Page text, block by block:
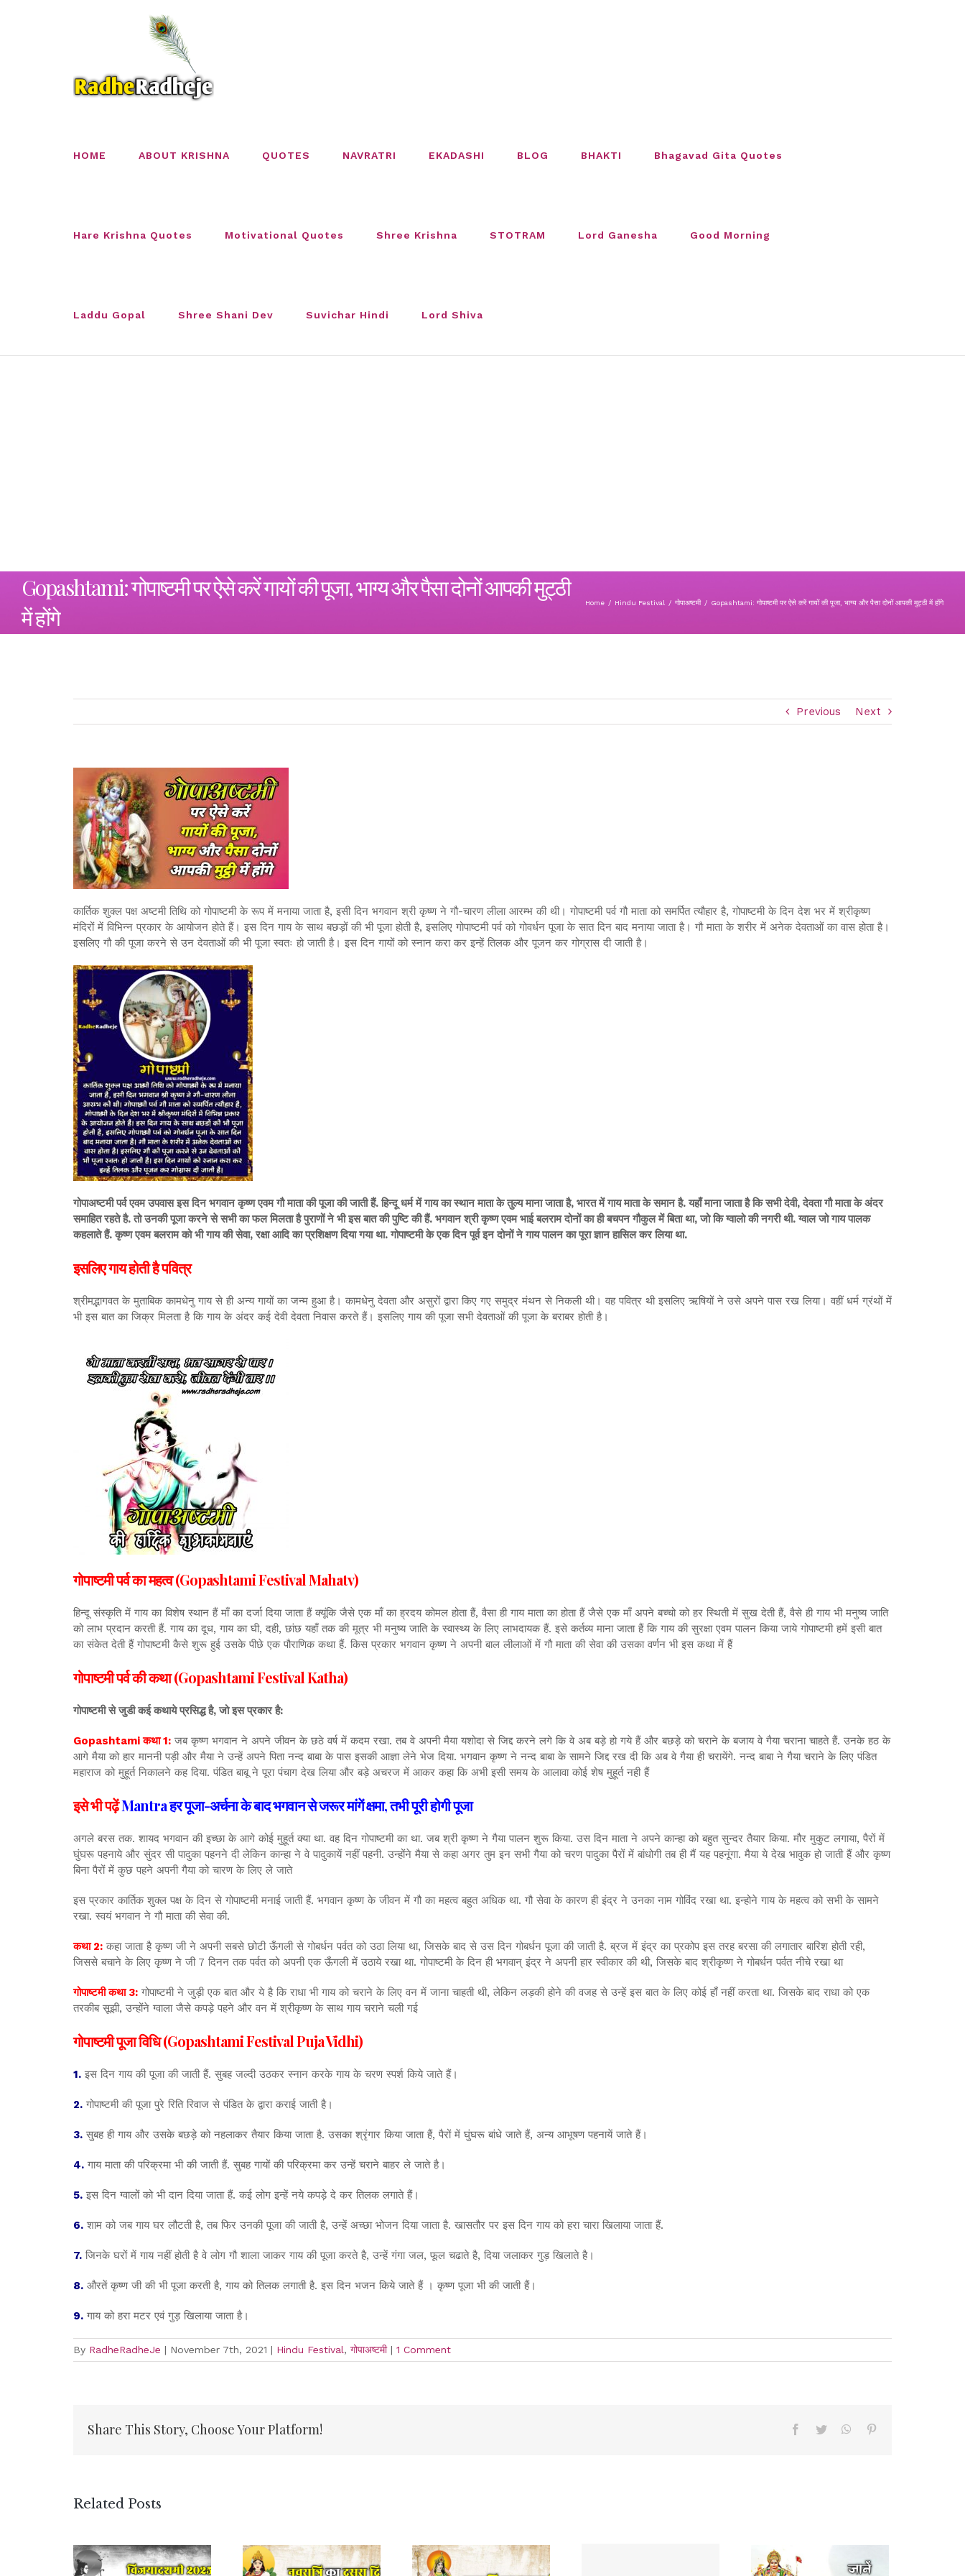
HOME ABOUT KRISHNA QUOTES NAVRATRI EKADASHI BLOG BHAKTI Bhagavad Gita Quotes
Hare Krishna Quotes Motivational Quotes Shree Krishna STOTRAM Lord Ganesha Good Morning
Laddu Gopal Shree Shani Dev Suvichar Hindi Lord Shiva
Gopashtami: गोपाष्टमी पर ऐसे करें गायों की पूजा, भाग्य और पैसा दोनों आपकी मुट्ठी
में होंगे
Home / Hindu Festival / गोपाअष्टमी / Gopashtami: गोपाष्टमी पर ऐसे करें गायों की पूजा, भाग्य और पैसा दोनों आपकी मुट्ठी में होंगे
Previous Next
कार्तिक शुक्ल पक्ष अष्टमी तिथि को गोपाष्टमी के रूप में मनाया जाता है, इसी दिन भगवान श्री कृष्ण ने गौ-चारण लीला आरम्भ की थी। गोपाष्टमी पर्व गौ माता को समर्पित त्यौहार है, गोपाष्टमी के दिन देश भर में श्रीकृष्ण
मंदिरों में विभिन्न प्रकार के आयोजन होते हैं। इस दिन गाय के साथ बछड़ों की भी पूजा होती है, इसलिए गोपाष्टमी पर्व को गोवर्धन पूजा के सात दिन बाद मनाया जाता है। गौ माता के शरीर में अनेक देवताओं का वास होता है।
इसलिए गौ की पूजा करने से उन देवताओं की भी पूजा स्वतः हो जाती है। इस दिन गायों को स्नान करा कर इन्हें तिलक और पूजन कर गोग्रास दी जाती है।
गोपाअष्टमी पर्व एवम उपवास इस दिन भगवान कृष्ण एवम गौ माता की पूजा की जाती हैं. हिन्दू धर्म में गाय का स्थान माता के तुल्य माना जाता है, भारत में गाय माता के समान है. यहाँ माना जाता है कि सभी देवी, देवता गौ माता के अंदर
समाहित रहते है. तो उनकी पूजा करने से सभी का फल मिलता है पुराणों ने भी इस बात की पुष्टि की हैं. भगवान श्री कृष्ण एवम भाई बलराम दोनों का ही बचपन गौकुल में बिता था, जो कि ग्वालो की नगरी थी. ग्वाल जो गाय पालक
कहलाते हैं. कृष्ण एवम बलराम को भी गाय की सेवा, रक्षा आदि का प्रशिक्षण दिया गया था. गोपाष्टमी के एक दिन पूर्व इन दोनों ने गाय पालन का पूरा ज्ञान हासिल कर लिया था.
इसलिए गाय होती है पवित्र
श्रीमद्भागवत के मुताबिक कामधेनु गाय से ही अन्य गायों का जन्म हुआ है। कामधेनु देवता और असुरों द्वारा किए गए समुद्र मंथन से निकली थी। वह पवित्र थी इसलिए ऋषियों ने उसे अपने पास रख लिया। वहीं धर्म ग्रंथों में
भी इस बात का जिक्र मिलता है कि गाय के अंदर कई देवी देवता निवास करते हैं। इसलिए गाय की पूजा सभी देवताओं की पूजा के बराबर होती है।
गोपाष्टमी पर्व का महत्व (Gopashtami Festival Mahatv)
हिन्दू संस्कृति में गाय का विशेष स्थान हैं माँ का दर्जा दिया जाता हैं क्यूंकि जैसे एक माँ का ह्रदय कोमल होता हैं, वैसा ही गाय माता का होता हैं जैसे एक माँ अपने बच्चो को हर स्थिती में सुख देती हैं, वैसे ही गाय भी मनुष्य जाति
को लाभ प्रदान करती हैं. गाय का दूध, गाय का घी, दही, छांछ यहाँ तक की मूत्र भी मनुष्य जाति के स्वास्थ्य के लिए लाभदायक हैं. इसे कर्तव्य माना जाता हैं कि गाय की सुरक्षा एवम पालन किया जाये गोपाष्टमी हमें इसी बात
का संकेत देती हैं गोपाष्टमी कैसे शुरू हुई उसके पीछे एक पौराणिक कथा हैं. किस प्रकार भगवान कृष्ण ने अपनी बाल लीलाओं में गौ माता की सेवा की उसका वर्णन भी इस कथा में हैं
गोपाष्टमी पर्व की कथा (Gopashtami Festival Katha)
गोपाष्टमी से जुडी कई कथाये प्रसिद्ध है, जो इस प्रकार है:
Gopashtami कथा 1: जब कृष्ण भगवान ने अपने जीवन के छठे वर्ष में कदम रखा. तब वे अपनी मैया यशोदा से जिद्द करने लगे कि वे अब बड़े हो गये हैं और बछड़े को चराने के बजाय वे गैया चराना चाहते हैं. उनके हठ के
आगे मैया को हार माननी पड़ी और मैया ने उन्हें अपने पिता नन्द बाबा के पास इसकी आज्ञा लेने भेज दिया. भगवान कृष्ण ने नन्द बाबा के सामने जिद्द रख दी कि अब वे गैया ही चरायेंगे. नन्द बाबा ने गैया चराने के लिए पंडित
महाराज को मुहूर्त निकालने कह दिया. पंडित बाबू ने पूरा पंचाग देख लिया और बड़े अचरज में आकर कहा कि अभी इसी समय के आलावा कोई शेष मुहूर्त नही हैं
इसे भी पढ़ेंMantra हर पूजा-अर्चना के बाद भगवान से जरूर मांगें क्षमा, तभी पूरी होगी पूजा
अगले बरस तक. शायद भगवान की इच्छा के आगे कोई मुहूर्त क्या था. वह दिन गोपाष्टमी का था. जब श्री कृष्ण ने गैया पालन शुरू किया. उस दिन माता ने अपने कान्हा को बहुत सुन्दर तैयार किया. मौर मुकुट लगाया, पैरों में
घुंघरू पहनाये और सुंदर सी पादुका पहनने दी लेकिन कान्हा ने वे पादुकायें नहीं पहनी. उन्होंने मैया से कहा अगर तुम इन सभी गैया को चरण पादुका पैरों में बांधोगी तब ही मैं यह पहनूंगा. मैया ये देख भावुक हो जाती हैं और कृष्ण
बिना पैरों में कुछ पहने अपनी गैया को चारण के लिए ले जाते
इस प्रकार कार्तिक शुक्ल पक्ष के दिन से गोपाष्टमी मनाई जाती हैं. भगवान कृष्ण के जीवन में गौ का महत्व बहुत अधिक था. गौ सेवा के कारण ही इंद्र ने उनका नाम गोविंद रखा था. इन्होने गाय के महत्व को सभी के सामने
रखा. स्वयं भगवान ने गौ माता की सेवा की.
कथा 2: कहा जाता है कृष्ण जी ने अपनी सबसे छोटी ऊँगली से गोबर्धन पर्वत को उठा लिया था, जिसके बाद से उस दिन गोबर्धन पूजा की जाती है. ब्रज में इंद्र का प्रकोप इस तरह बरसा की लगातार बारिश होती रही,
जिससे बचाने के लिए कृष्ण ने जी 7 दिनन तक पर्वत को अपनी एक ऊँगली में उठाये रखा था. गोपाष्टमी के दिन ही भगवान् इंद्र ने अपनी हार स्वीकार की थी, जिसके बाद श्रीकृष्ण ने गोबर्धन पर्वत नीचे रखा था
गोपाष्टमी कथा 3: गोपाष्टमी ने जुड़ी एक बात और ये है कि राधा भी गाय को चराने के लिए वन में जाना चाहती थी, लेकिन लड़की होने की वजह से उन्हें इस बात के लिए कोई हाँ नहीं करता था. जिसके बाद राधा को एक
तरकीब सूझी, उन्होंने ग्वाला जैसे कपड़े पहने और वन में श्रीकृष्ण के साथ गाय चराने चली गई
गोपाष्टमी पूजा विधि (Gopashtami Festival Puja Vidhi)
1. इस दिन गाय की पूजा की जाती हैं. सुबह जल्दी उठकर स्नान करके गाय के चरण स्पर्श किये जाते हैं।
2. गोपाष्टमी की पूजा पुरे रिति रिवाज से पंडित के द्वारा कराई जाती है।
3. सुबह ही गाय और उसके बछड़े को नहलाकर तैयार किया जाता है. उसका श्रृंगार किया जाता हैं, पैरों में घुंघरू बांधे जाते हैं, अन्य आभूषण पहनायें जाते हैं।
4. गाय माता की परिक्रमा भी की जाती हैं. सुबह गायों की परिक्रमा कर उन्हें चराने बाहर ले जाते है।
5. इस दिन ग्वालों को भी दान दिया जाता हैं. कई लोग इन्हें नये कपड़े दे कर तिलक लगाते हैं।
6. शाम को जब गाय घर लौटती है, तब फिर उनकी पूजा की जाती है, उन्हें अच्छा भोजन दिया जाता है. खासतौर पर इस दिन गाय को हरा चारा खिलाया जाता हैं.
7. जिनके घरों में गाय नहीं होती है वे लोग गौ शाला जाकर गाय की पूजा करते है, उन्हें गंगा जल, फूल चढाते है, दिया जलाकर गुड़ खिलाते है।
8. औरतें कृष्ण जी की भी पूजा करती है, गाय को तिलक लगाती है. इस दिन भजन किये जाते हैं । कृष्ण पूजा भी की जाती हैं।
9. गाय को हरा मटर एवं गुड़ खिलाया जाता है।
By RadheRadheJe | November 7th, 2021 | Hindu Festival, गोपाअष्टमी | 1 Comment
Share This Story, Choose Your Platform! Facebook
Twitter WhatsApp
Related Posts